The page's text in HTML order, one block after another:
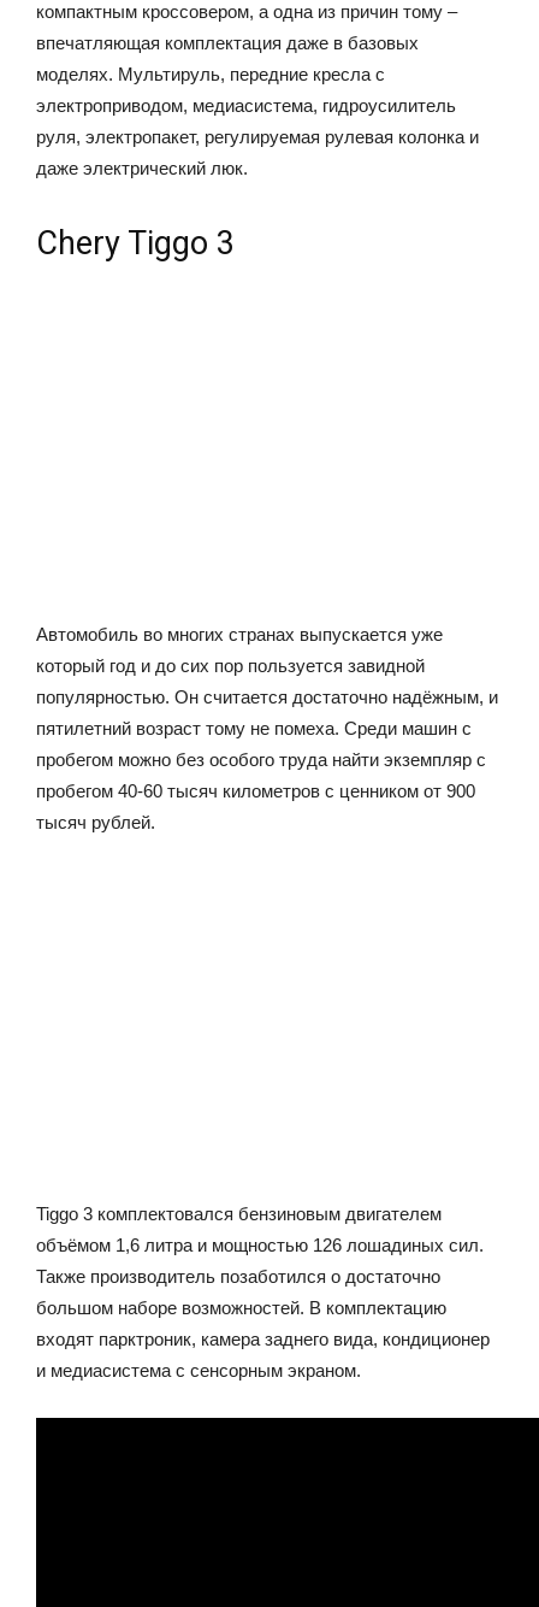
компактным кроссовером, а одна из причин тому –
впечатляющая комплектация даже в базовых
моделях. Мультируль, передние кресла с
электроприводом, медиасистема, гидроусилитель
руля, электропакет, регулируемая рулевая колонка и
даже электрический люк.
Chery Tiggo 3
Автомобиль во многих странах выпускается уже
который год и до сих пор пользуется завидной
популярностью. Он считается достаточно надёжным, и
пятилетний возраст тому не помеха. Среди машин с
пробегом можно без особого труда найти экземпляр с
пробегом 40-60 тысяч километров с ценником от 900
тысяч рублей.
Tiggo 3 комплектовался бензиновым двигателем
объёмом 1,6 литра и мощностью 126 лошадиных сил.
Также производитель позаботился о достаточно
большом наборе возможностей. В комплектацию
входят парктроник, камера заднего вида, кондиционер
и медиасистема с сенсорным экраном.